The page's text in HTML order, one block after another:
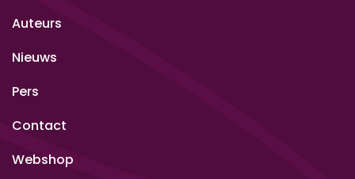
Auteurs
Nieuws
Pers
Contact
Webshop